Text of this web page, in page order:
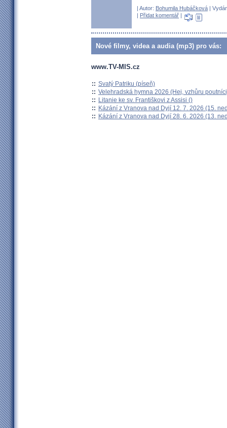
| Autor: Bohumila Hubáčková |
| Přidat komentář |
Nové filmy, videa a audia (mp3) pro vás:
www.TV-MIS.cz
:: Svatý Patriku (píseň)
:: Velehradská hymna 2026 (Hej, vzhůru
:: Litanie ke sv. Františkovi z Assisi ()
:: Kázání z Vranova nad Dyjí 12. 7. 2026 (15.
:: Kázání z Vranova nad Dyjí 28. 6. 2026 (13.